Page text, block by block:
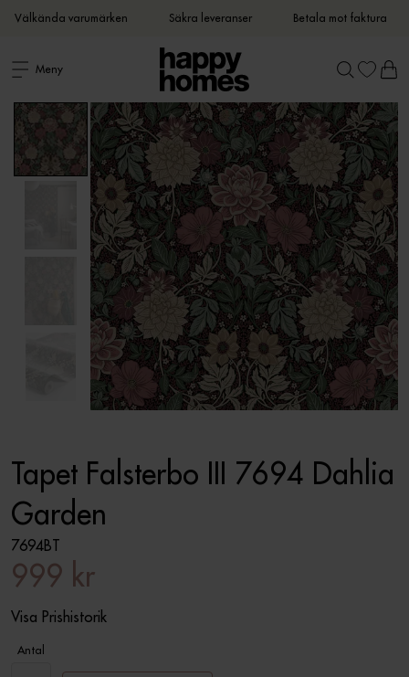
Välkända varumärken Säkra leveranser Betala mot faktura
Meny
Tapet Falsterbo III 7694 Dahlia
Garden
7694BT
999 kr
Visa Prishistorik
Antal